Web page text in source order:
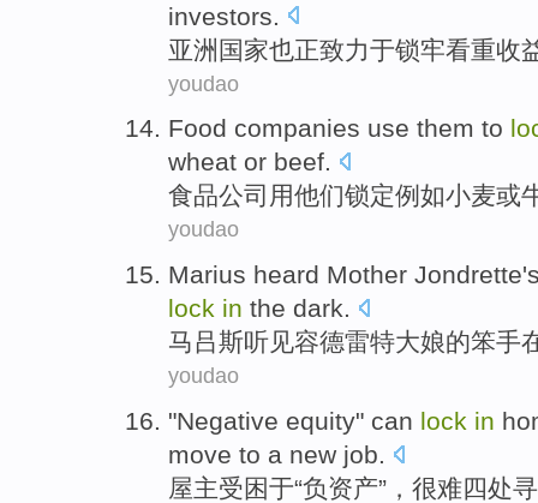
investors.
亚洲 国家也正致力于锁牢看重收
youdao
Food companies use them to
wheat or beef.
食品公司 用他们锁定例如小麦或
youdao
Marius heard Mother
lock in the dark.
马吕斯听见容德雷特大娘的笨手
youdao
"Negative equity" can lock in
move to a new job.
屋主受困于“负资产”， 很难四处